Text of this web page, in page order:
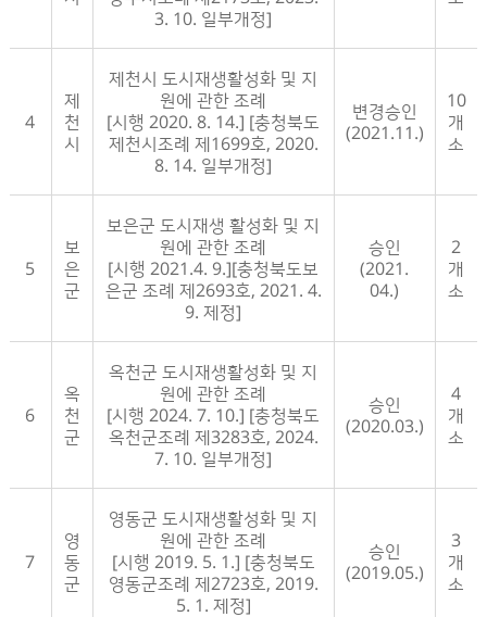
3. 10. 일부개정]
4
제
천
시
제천시 도시재생활성화 및 지
원에 관한 조례
[시행 2020. 8. 14.] [충청북도
제천시조례 제1699호, 2020.
8. 14. 일부개정]
변경승인
(2021.11.)
10
개
소
5
보
은
군
보은군 도시재생 활성화 및 지
원에 관한 조례
[시행 2021.4. 9.][충청북도보
은군 조례 제2693호, 2021. 4.
9. 제정]
승인
(2021.
04.)
2
개
소
6
옥
천
군
옥천군 도시재생활성화 및 지
원에 관한 조례
[시행 2024. 7. 10.] [충청북도
옥천군조례 제3283호, 2024.
7. 10. 일부개정]
승인
(2020.03.)
4
개
소
7
영
동
군
영동군 도시재생활성화 및 지
원에 관한 조례
[시행 2019. 5. 1.] [충청북도
영동군조례 제2723호, 2019.
5. 1. 제정]
승인
(2019.05.)
3
개
소